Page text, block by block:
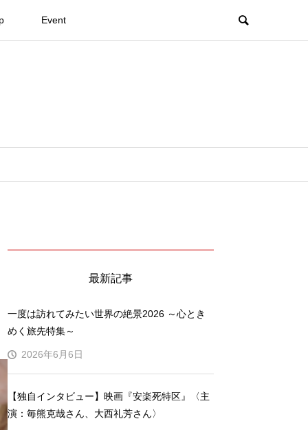
Event
最新記事
一度は訪れてみたい世界の絶景2026 ～心とき
めく旅先特集～
2026年6月6日
【独自インタビュー】映画『安楽死特区』〈主
演：毎熊克哉さん、大西礼芳さん〉